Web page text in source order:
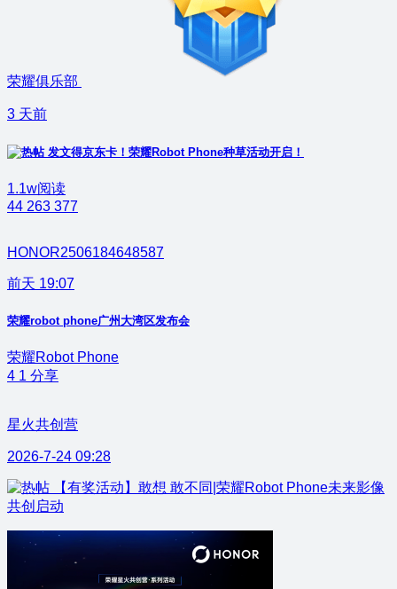
荣耀俱乐部
3 天前
发文得京东卡！荣耀Robot Phone种草活动开启！
1.1w阅读
44 263 377
HONOR2506184648587
前天 19:07
荣耀robot phone广州大湾区发布会
荣耀Robot Phone
4 1 分享
星火共创营
2026-7-24 09:28
【有奖活动】敢想 敢不同|荣耀Robot Phone未来影像
共创启动